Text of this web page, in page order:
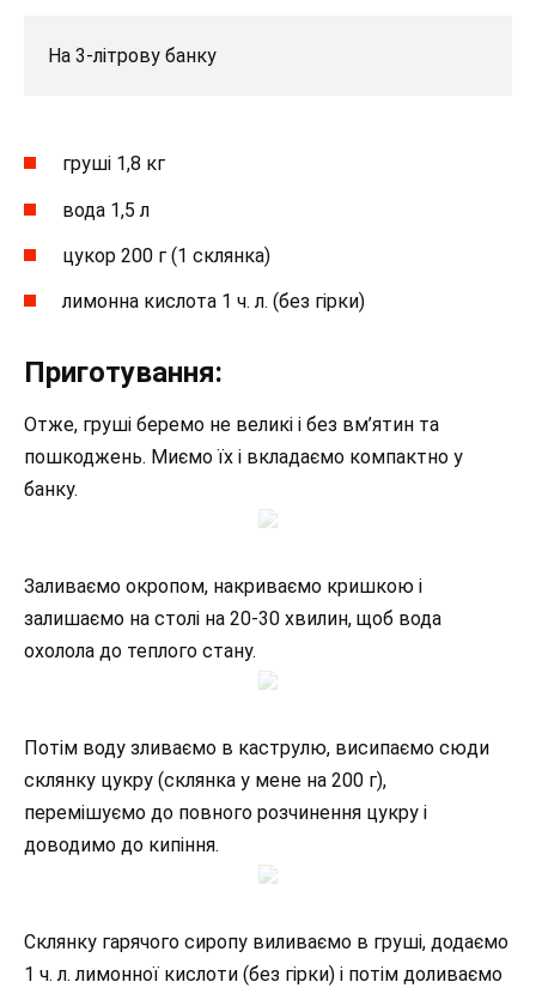
На 3-літрову банку
груші 1,8 кг
вода 1,5 л
цукор 200 г (1 склянка)
лимонна кислота 1 ч. л. (без гірки)
Приготування:
Отже, груші беремо не великі і без вм’ятин та
пошкоджень. Миємо їх і вкладаємо компактно у
банку.
Заливаємо окропом, накриваємо кришкою і
залишаємо на столі на 20-30 хвилин, щоб вода
охолола до теплого стану.
Потім воду зливаємо в каструлю, висипаємо сюди
склянку цукру (склянка у мене на 200 г),
перемішуємо до повного розчинення цукру і
доводимо до кипіння.
Склянку гарячого сиропу виливаємо в груші, додаємо
1 ч. л. лимонної кислоти (без гірки) і потім доливаємо